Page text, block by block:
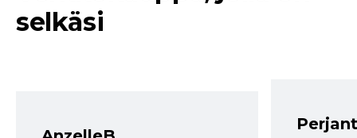
selkäsi